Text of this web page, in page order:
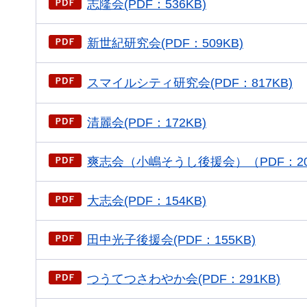
志隆会(PDF：536KB)
新世紀研究会(PDF：509KB)
スマイルシティ研究会(PDF：817KB)
清麗会(PDF：172KB)
爽志会（小嶋そうし後援会）（PDF：
大志会(PDF：154KB)
田中光子後援会(PDF：155KB)
つうてつさわやか会(PDF：291KB)